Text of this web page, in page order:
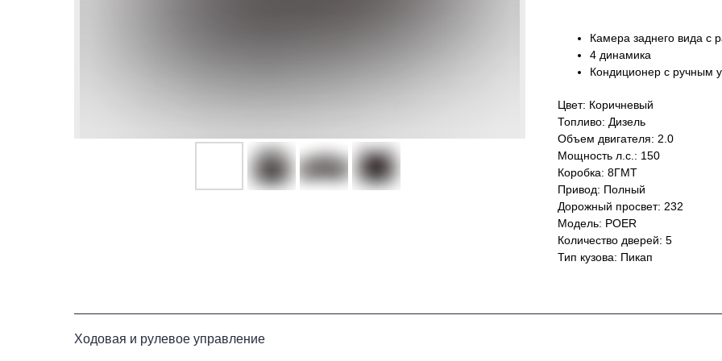
Камера заднего вида с
4 динамика
Кондиционер с ручным
Цвет: Коричневый
Топливо: Дизель
Объем двигателя: 2.0
Мощность л.с.: 150
Коробка: 8ГМТ
Привод: Полный
Дорожный просвет: 232
Модель: POER
Количество дверей: 5
Тип кузова: Пикап
Ходовая и рулевое управление